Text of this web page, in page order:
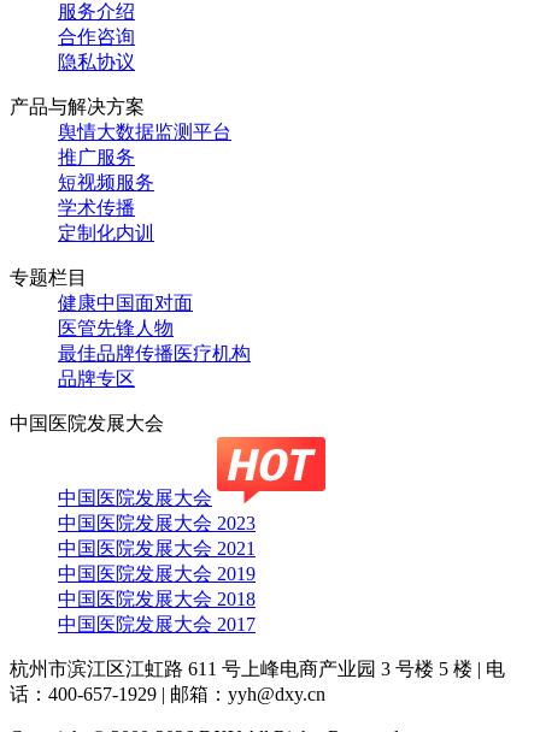
服务介绍
合作咨询
隐私协议
产品与解决方案
舆情大数据监测平台
推广服务
短视频服务
学术传播
定制化内训
专题栏目
健康中国面对面
医管先锋人物
最佳品牌传播医疗机构
品牌专区
中国医院发展大会
中国医院发展大会
中国医院发展大会 2023
中国医院发展大会 2021
中国医院发展大会 2019
中国医院发展大会 2018
中国医院发展大会 2017
杭州市滨江区江虹路 611 号上峰电商产业园 3 号楼 5 楼 | 电
话：400-657-1929 | 邮箱：yyh@dxy.cn